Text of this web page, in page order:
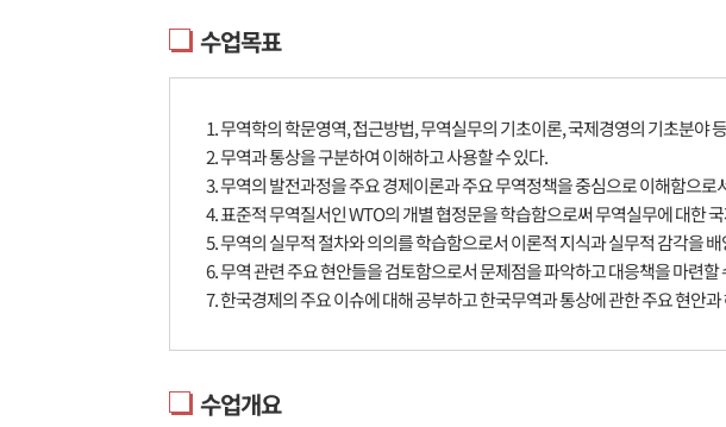
수업목표
1. 무역학의 학문영역, 접근방법, 무역실무의 기초이론, 국제경영의 기초분야
2. 무역과 통상을 구분하여 이해하고 사용할 수 있다.
3. 무역의 발전과정을 주요 경제이론과 주요 무역정책을 중심으로 이해함으
4. 표준적 무역질서인 WTO의 개별 협정문을 학습함으로써 무역실무에 대한
5. 무역의 실무적 절차와 의의를 학습함으로서 이론적 지식과 실무적 감각을
6. 무역 관련 주요 현안들을 검토함으로서 문제점을 파악하고 대응책을 마련할
7. 한국경제의 주요 이슈에 대해 공부하고 한국무역과 통상에 관한 주요 현안
수업개요